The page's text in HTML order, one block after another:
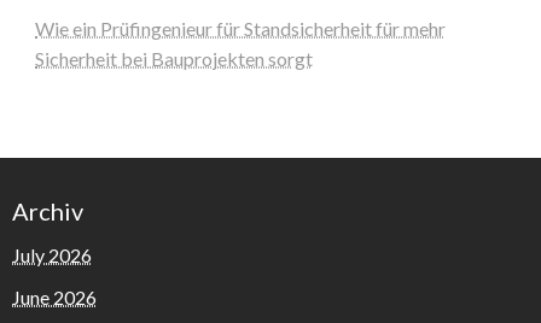
Wie ein Prüfingenieur für Standsicherheit für mehr
Sicherheit bei Bauprojekten sorgt
Archiv
July 2026
June 2026